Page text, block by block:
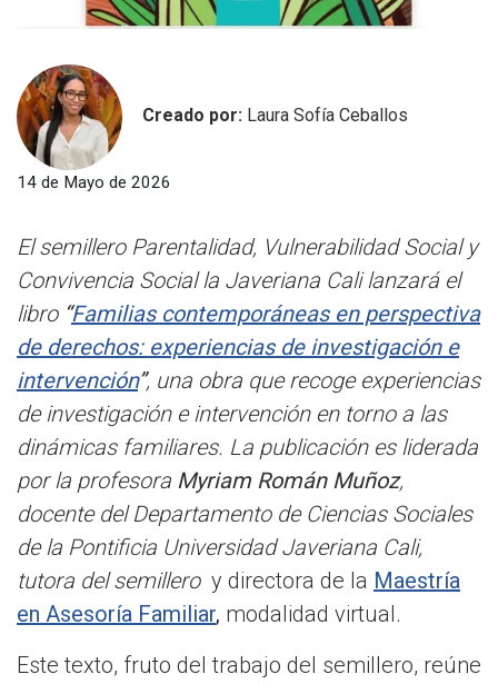
Creado por: Laura Sofía Ceballos
14 de Mayo de 2026
El semillero Parentalidad, Vulnerabilidad Social y
Convivencia Social la Javeriana Cali lanzará el
libro “Familias contemporáneas en perspectiva
de derechos: experiencias de investigación e
intervención”, una obra que recoge experiencias
de investigación e intervención en torno a las
dinámicas familiares. La publicación es liderada
por la profesora Myriam Román Muñoz,
docente del Departamento de Ciencias Sociales
de la Pontificia Universidad Javeriana Cali,
tutora del semillero y directora de la Maestría
en Asesoría Familiar, modalidad virtual.
Este texto, fruto del trabajo del semillero, reúne